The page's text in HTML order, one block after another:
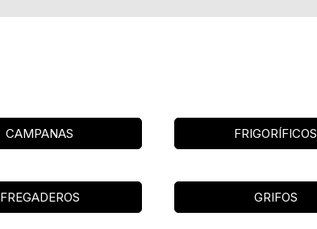
CAMPANAS FRIGORÍFICOS
FREGADEROS GRIFOS